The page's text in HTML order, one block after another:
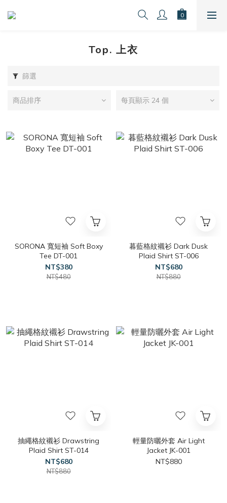
Top. 上衣
篩選
商品排序 每頁顯示 24 個
SORONA 寬短袖 Soft Boxy
Tee DT-001
NT$380
NT$480
暮藍格紋襯衫 Dark Dusk
Plaid Shirt ST-006
NT$680
NT$880
抽繩格紋襯衫 Drawstring
Plaid Shirt ST-014
NT$680
NT$880
輕量防曬外套 Air Light
Jacket JK-001
NT$880